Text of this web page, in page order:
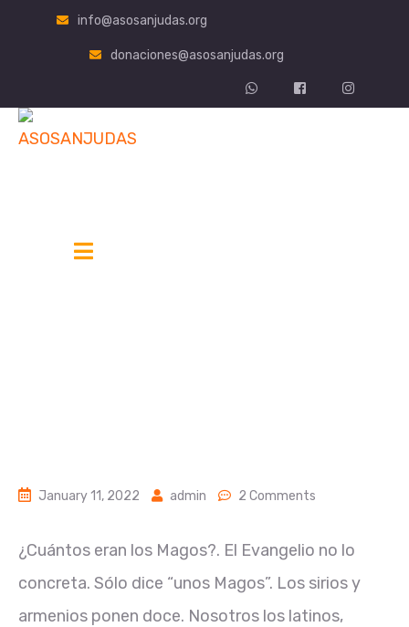
info@asosanjudas.org
donaciones@asosanjudas.org
January 11, 2022 admin 2 Comments
¿Cuántos eran los Magos?. El Evangelio no lo
concreta. Sólo dice “unos Magos”. Los sirios y
armenios ponen doce. Nosotros los latinos,